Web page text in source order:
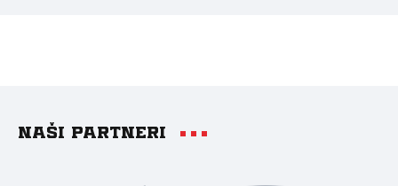
Naši partneri